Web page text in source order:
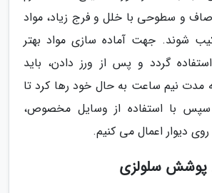
و سطوحی با خلل و فرج زیاد، مواد
شوند. جهت آماده سازی مواد بهتر
گردد و پس از ورز دادن، باید
مدت نیم ساعت به حال خود رها کرد تا
سپس با استفاده از وسایل مخصوص،
دیوار اعمال می کنیم.